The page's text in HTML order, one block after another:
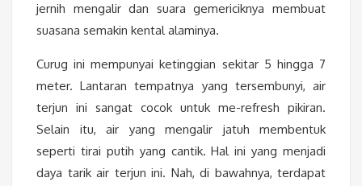
jernih mengalir dan suara gemericiknya membuat
suasana semakin kental alaminya.
Curug ini mempunyai ketinggian sekitar 5 hingga 7
meter. Lantaran tempatnya yang tersembunyi, air
terjun ini sangat cocok untuk me-refresh pikiran.
Selain itu, air yang mengalir jatuh membentuk
seperti tirai putih yang cantik. Hal ini yang menjadi
daya tarik air terjun ini. Nah, di bawahnya, terdapat